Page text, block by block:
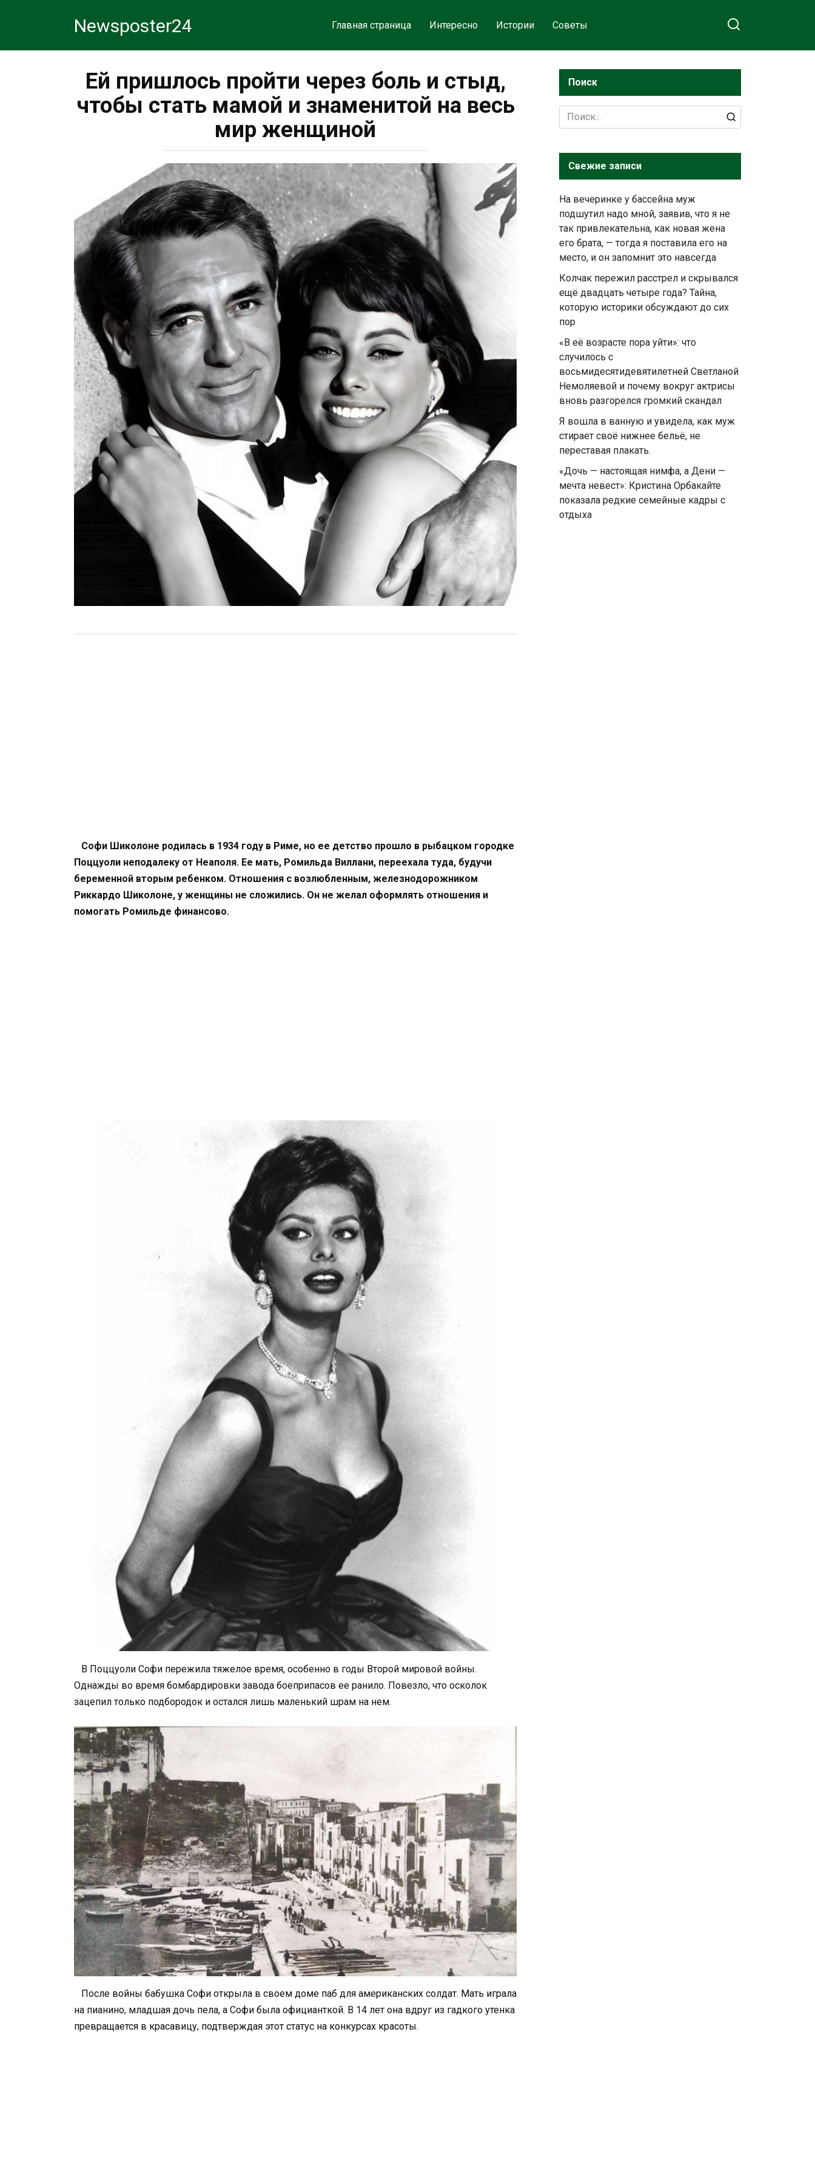
Newsposter24 Главная страница Интересно Истории Советы
Ей пришлось пройти через боль и стыд,
чтобы стать мамой и знаменитой на весь
мир женщиной
Софи Шиколоне родилась в 1934 году в Риме, но ее детство прошло в рыбацком городке
Поццуоли неподалеку от Неаполя. Ее мать, Ромильда Виллани, переехала туда, будучи
беременной вторым ребенком. Отношения с возлюбленным, железнодорожником
Риккардо Шиколоне, у женщины не сложились. Он не желал оформлять отношения и
помогать Ромильде финансово.
В Поццуоли Софи пережила тяжелое время, особенно в годы Второй мировой войны.
Однажды во время бомбардировки завода боеприпасов ее ранило. Повезло, что осколок
зацепил только подбородок и остался лишь маленький шрам на нем.
После войны бабушка Софи открыла в своем доме паб для американских солдат. Мать играла
на пианино, младшая дочь пела, а Софи была официанткой. В 14 лет она вдруг из гадкого утенка
превращается в красавицу, подтверждая этот статус на конкурсах красоты.
Поиск
Search
for:
Свежие записи
На вечеринке у бассейна муж
подшутил надо мной, заявив, что я не
так привлекательна, как новая жена
его брата, — тогда я поставила его на
место, и он запомнит это навсегда
Колчак пережил расстрел и скрывался
ещё двадцать четыре года? Тайна,
которую историки обсуждают до сих
пор
«В её возрасте пора уйти»: что
случилось с
восьмидесятидевятилетней Светланой
Немоляевой и почему вокруг актрисы
вновь разгорелся громкий скандал
Я вошла в ванную и увидела, как муж
стирает своё нижнее бельё, не
переставая плакать.
«Дочь — настоящая нимфа, а Дени —
мечта невест»: Кристина Орбакайте
показала редкие семейные кадры с
отдыха